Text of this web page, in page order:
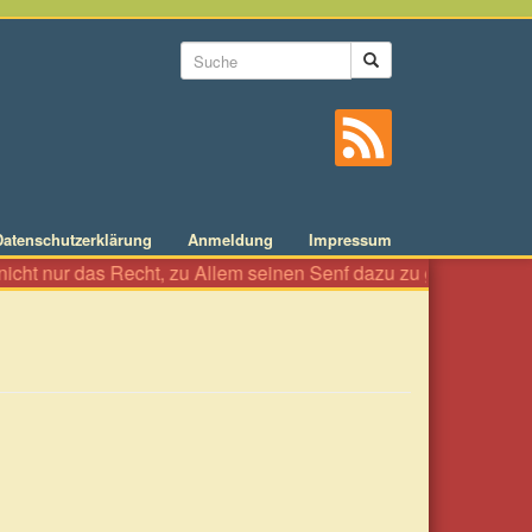
Suchformular
Anmeldung Impressum
nur das Recht, zu Allem seinen Senf dazu zu geben wie an